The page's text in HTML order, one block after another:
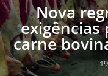
Nova
exigências
carne